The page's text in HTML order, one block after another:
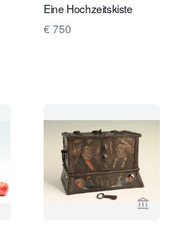
Eine Hochzeitskiste
€ 750
von Limburg